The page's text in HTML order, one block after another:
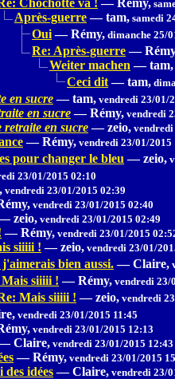
Après-guerre — tam, samedi
Oui — Rémy, dimanche 25/
Re: Après-guerre —
Weiter machen — tam,
Ceci dit — tam,
en sucre — tam, vendredi 23/01/
en sucre — Rémy, vendredi
retraite en sucre — zeio,
— Rémy, vendredi 23/01/2015
pour changer le bleu — zeio,
23/01/2015 02:10
vendredi 23/01/2015 02:39
vendredi 23/01/2015 02:40
zeio, vendredi 23/01/2015 02:49
— Rémy, vendredi 23/01/2015
siiiii ! — zeio, vendredi 23/01/
bien aussi. — Claire,
siiiii ! — Rémy, vendredi 23/
Mais siiiii ! — zeio, vendredi
vendredi 23/01/2015 11:45
vendredi 23/01/2015 12:13
Claire, vendredi 23/01/2015 12:43
— Rémy, vendredi 23/01/2015
des idées — Claire, vendredi 23/